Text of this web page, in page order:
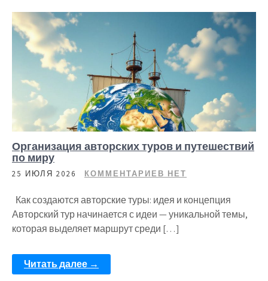
Организация авторских туров и путешествий
по миру
25 ИЮЛЯ 2026 КОММЕНТАРИЕВ НЕТ
Как создаются авторские туры: идея и концепция
Авторский тур начинается с идеи — уникальной темы,
которая выделяет маршрут среди […]
Читать далее →